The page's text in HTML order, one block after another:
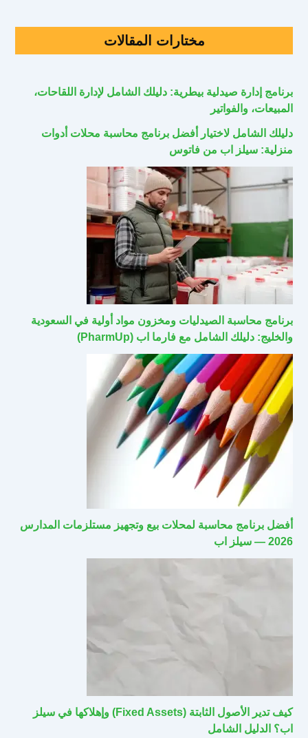
مختارات المقالات
برنامج إدارة صيدلية بيطرية: دليلك الشامل لإدارة اللقاحات،
المبيعات، والفواتير
دليلك الشامل لاختيار أفضل برنامج محاسبة محلات أدوات
منزلية: سيلز اب من فاتوس
برنامج محاسبة الصيدليات ومخزون مواد أولية في السعودية
والخليج: دليلك الشامل مع فارما اب (PharmUp)
أفضل برنامج محاسبة لمحلات بيع وتجهيز مستلزمات المدارس
2026 — سيلز اب
كيف تدير الأصول الثابتة (Fixed Assets) وإهلاكها في سيلز
اب؟ الدليل الشامل